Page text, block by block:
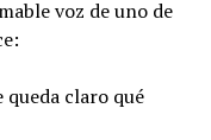
voz de uno de
claro qué